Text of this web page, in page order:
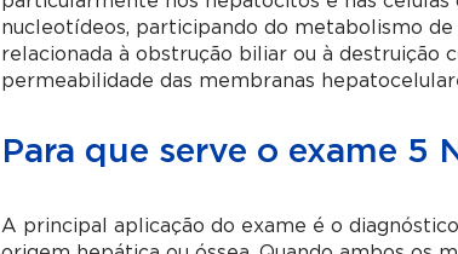
nucleotídeos, participando do metabolismo
relacionada à obstrução biliar ou à destruição
permeabilidade das membranas
Para que serve o exame 5
A principal aplicação do exame é o